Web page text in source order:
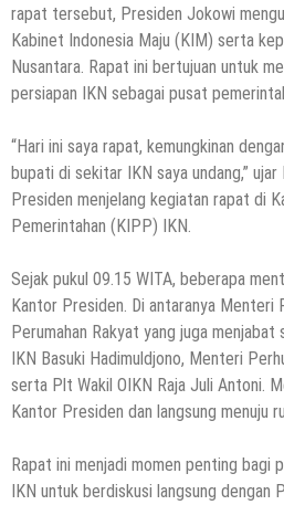
rapat tersebut, Presiden Jokowi
Kabinet Indonesia Maju (KIM) serta
Nusantara. Rapat ini bertujuan untuk
persiapan IKN sebagai pusat
“Hari ini saya rapat, kemungkinan
bupati di sekitar IKN saya undang,”
Presiden menjelang kegiatan rapat di
Pemerintahan (KIPP) IKN.
Sejak pukul 09.15 WITA, beberapa
Kantor Presiden. Di antaranya Menteri
Perumahan Rakyat yang juga
IKN Basuki Hadimuldjono, Menteri
serta Plt Wakil OIKN Raja Juli Antoni.
Kantor Presiden dan langsung menuju
Rapat ini menjadi momen penting bagi
IKN untuk berdiskusi langsung dengan